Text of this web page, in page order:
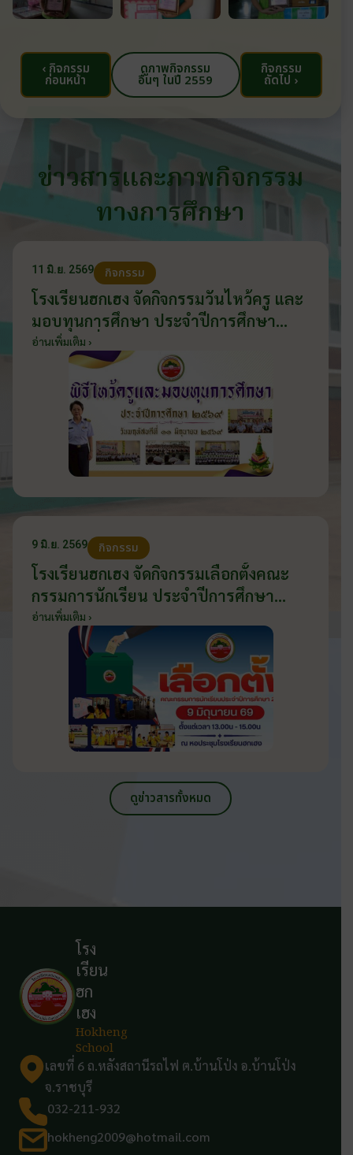
‹ กิจกรรม
ก่อนหน้า
ดูภาพกิจกรรม
อื่นๆ ในปี 2559
กิจกรรม
ถัดไป ›
ข่าวสารและภาพกิจกรรม
ทางการศึกษา
11 มิ.ย. 2569 กิจกรรม
โรงเรียนฮกเฮง จัดกิจกรรมวันไหว้ครู และ
มอบทุนการศึกษา ประจำปีการศึกษา
2569 วันที่ 11 มิถุนายน 2569
อ่านเพิ่มเติม ›
9 มิ.ย. 2569 กิจกรรม
โรงเรียนฮกเฮง จัดกิจกรรมเลือกตั้งคณะ
กรรมการนักเรียน ประจำปีการศึกษา
2569 ส่งเสริมประชาธิปไตยในโรงเรียน
วันที่ 9 มิถุนายน 2569
อ่านเพิ่มเติม ›
ดูข่าวสารทั้งหมด
โรง
เรียน
ฮก
เฮง
Hokheng
School
เลขที่ 6 ถ.หลังสถานีรถไฟ ต.บ้านโป่ง อ.บ้านโป่ง
จ.ราชบุรี
032-211-932
hokheng2009@hotmail.com